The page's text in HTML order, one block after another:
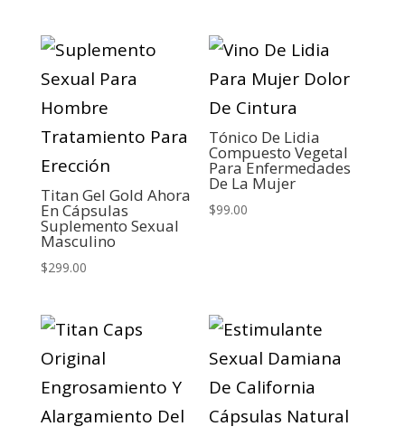
Titan Gel Gold Ahora
En Cápsulas
Suplemento Sexual
Masculino
$299.00
Tónico De Lidia
Compuesto Vegetal
Para Enfermedades
De La Mujer
$99.00